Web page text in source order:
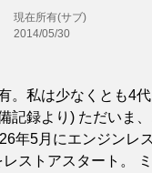
現在所有(サブ)
2014/05/30
。私は少なくとも4
記録より) ただいま
年5月にエンジンレ
ストアスタート。